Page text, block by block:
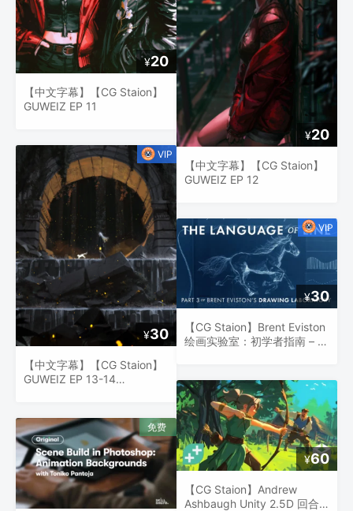
¥20
【中文字幕】【CG Staion】
GUWEIZ EP 11
¥30
【中文字幕】【CG Staion】
GUWEIZ EP 13-14
¥20
【中文字幕】【CG Staion】
GUWEIZ EP 12
¥30
【CG Staion】Brent Eviston
绘画实验室：初学者指南 – 掌
¥60
【CG Staion】Andrew
Ashbaugh Unity 2.5D 回合